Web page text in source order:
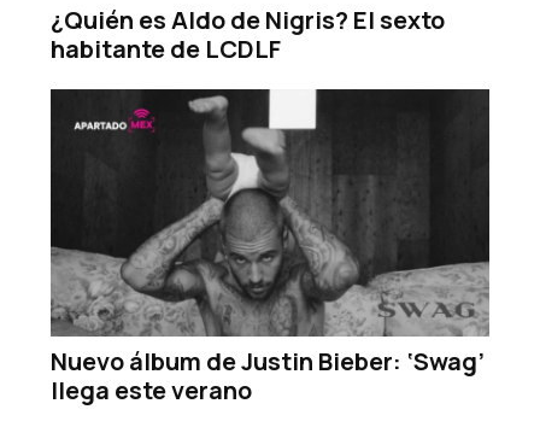
¿Quién es Aldo de Nigris? El sexto
habitante de LCDLF
Nuevo álbum de Justin Bieber: ‘Swag’
llega este verano